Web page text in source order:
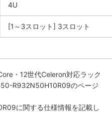
4U
[1～3スロット] 3スロット
・12世代Celeron対応ラック
R932N50H10R09のページ
に関する仕様情報を記載し